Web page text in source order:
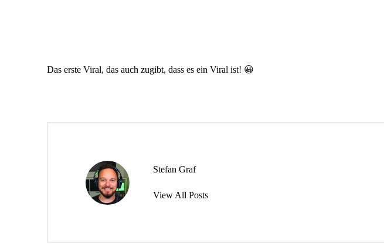
Das erste Viral, das auch zugibt, dass es ein Viral ist! 😀
Stefan Graf
View All Posts